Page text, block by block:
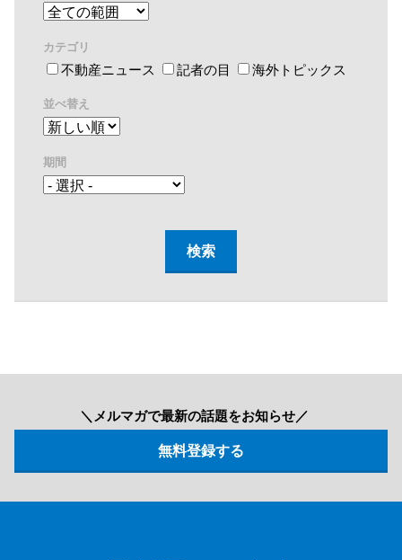
カテゴリ
不動産ニュース 記者の目 海外トピックス
並べ替え
期間
＼メルマガで最新の話題をお知らせ／